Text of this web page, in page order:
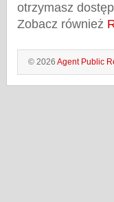
otrzymasz
Zobacz również
© 2026 Agent Public